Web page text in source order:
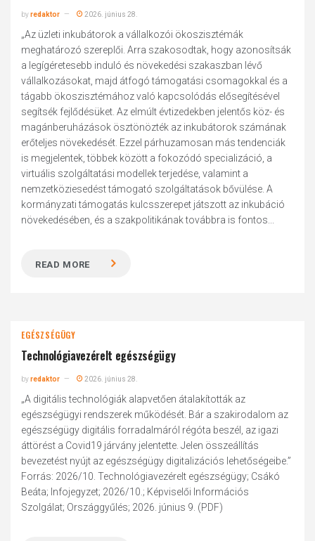
byredaktor 2026. június 28.
„Az üzleti inkubátorok a vállalkozói ökoszisztémák
meghatározó szereplői. Arra szakosodtak, hogy azonosítsák
a legígéretesebb induló és növekedési szakaszban lévő
vállalkozásokat, majd átfogó támogatási csomagokkal és a
tágabb ökoszisztémához való kapcsolódás elősegítésével
segítsék fejlődésüket. Az elmúlt évtizedekben jelentős köz- és
magánberuházások ösztönözték az inkubátorok számának
erőteljes növekedését. Ezzel párhuzamosan más tendenciák
is megjelentek, többek között a fokozódó specializáció, a
virtuális szolgáltatási modellek terjedése, valamint a
nemzetköziesedést támogató szolgáltatások bővülése. A
kormányzati támogatás kulcsszerepet játszott az inkubáció
növekedésében, és a szakpolitikának továbbra is fontos...
READ MORE
EGÉSZSÉGÜGY
Technológiavezérelt egészségügy
byredaktor 2026. június 28.
„A digitális technológiák alapvetően átalakították az
egészségügyi rendszerek működését. Bár a szakirodalom az
egészségügy digitális forradalmáról régóta beszél, az igazi
áttörést a Covid19 járvány jelentette. Jelen összeállítás
bevezetést nyújt az egészségügy digitalizációs lehetőségeibe.”
Forrás: 2026/10. Technológiavezérelt egészségügy; Csákó
Beáta; Infojegyzet; 2026/10.; Képviselői Információs
Szolgálat; Országgyűlés; 2026. június 9. (PDF)